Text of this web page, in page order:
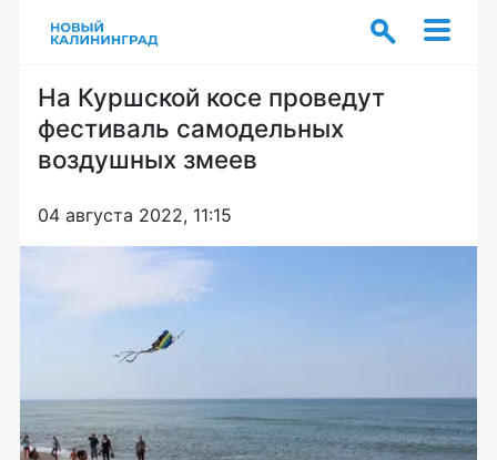
На Куршской косе проведут
фестиваль самодельных
воздушных змеев
04 августа 2022, 11:15